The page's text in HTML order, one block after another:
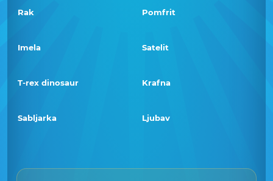
Rak Pomfrit
Imela Satelit
T-rex dinosaur Krafna
Sabljarka Ljubav